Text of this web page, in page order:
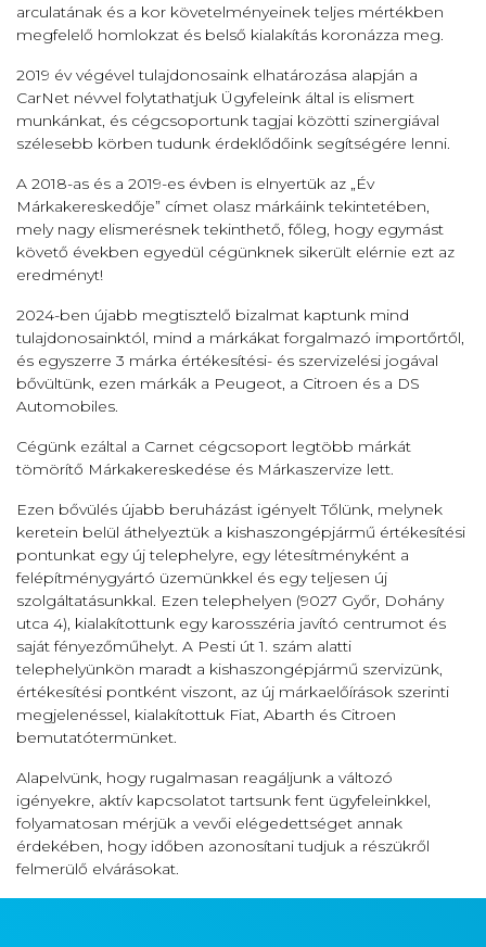
arculatának és a kor követelményeinek teljes mértékben
megfelelő homlokzat és belső kialakítás koronázza meg.
2019 év végével tulajdonosaink elhatározása alapján a
CarNet névvel folytathatjuk Ügyfeleink által is elismert
munkánkat, és cégcsoportunk tagjai közötti szinergiával
szélesebb körben tudunk érdeklődőink segítségére lenni.
A 2018-as és a 2019-es évben is elnyertük az „Év
Márkakereskedője” címet olasz márkáink tekintetében,
mely nagy elismerésnek tekinthető, főleg, hogy egymást
követő években egyedül cégünknek sikerült elérnie ezt az
eredményt!
2024-ben újabb megtisztelő bizalmat kaptunk mind
tulajdonosainktól, mind a márkákat forgalmazó importőrtől,
és egyszerre 3 márka értékesítési- és szervizelési jogával
bővültünk, ezen márkák a Peugeot, a Citroen és a DS
Automobiles.
Cégünk ezáltal a Carnet cégcsoport legtöbb márkát
tömörítő Márkakereskedése és Márkaszervize lett.
Ezen bővülés újabb beruházást igényelt Tőlünk, melynek
keretein belül áthelyeztük a kishaszongépjármű értékesítési
pontunkat egy új telephelyre, egy létesítményként a
felépítménygyártó üzemünkkel és egy teljesen új
szolgáltatásunkkal. Ezen telephelyen (9027 Győr, Dohány
utca 4), kialakítottunk egy karosszéria javító centrumot és
saját fényezőműhelyt. A Pesti út 1. szám alatti
telephelyünkön maradt a kishaszongépjármű szervizünk,
értékesítési pontként viszont, az új márkaelőírások szerinti
megjelenéssel, kialakítottuk Fiat, Abarth és Citroen
bemutatótermünket.
Alapelvünk, hogy rugalmasan reagáljunk a változó
igényekre, aktív kapcsolatot tartsunk fent ügyfeleinkkel,
folyamatosan mérjük a vevői elégedettséget annak
érdekében, hogy időben azonosítani tudjuk a részükről
felmerülő elvárásokat.